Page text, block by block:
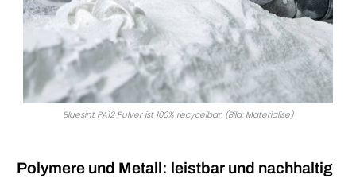
Bluesint PA12 Pulver ist 100% recycelbar. (Bild: Materialise)
Polymere und Metall: leistbar und nachhaltig